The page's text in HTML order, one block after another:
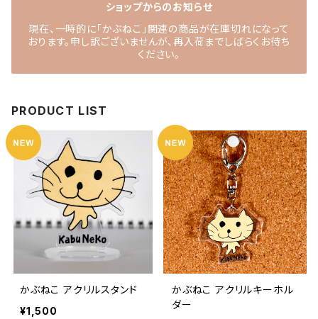
ショップからのお知らせ
現在、一時的に「かぶねこ」関連の商品が在庫切れになって
おります。申し訳ございませんが、再入荷までしばらくお待ち
ください。
PRODUCT LIST
かぶねこ アクリルスタンド
¥1,500
かぶねこ アクリルキーホル
ダー